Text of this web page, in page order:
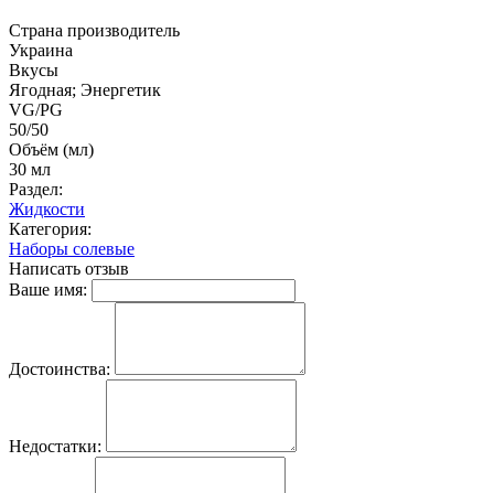
Страна производитель
Украина
Вкусы
Ягодная; Энергетик
VG/PG
50/50
Объём (мл)
30 мл
Раздел:
Жидкости
Категория:
Наборы солевые
Написать отзыв
Ваше имя:
Достоинства:
Недостатки: